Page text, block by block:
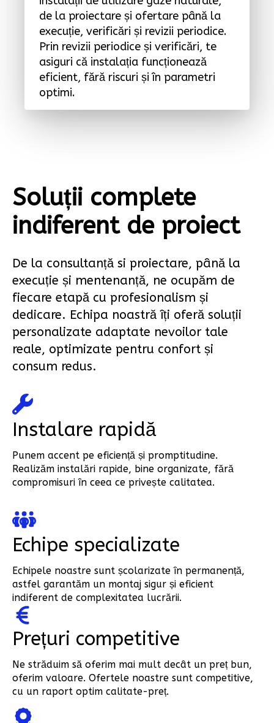
de la proiectare și ofertare până la
execuție, verificări și revizii periodice.
Prin revizii periodice și verificări, te
asiguri că instalația funcționează
eficient, fără riscuri și în parametri
optimi.
Soluții complete
indiferent de proiect
De la consultanță si proiectare, până la
execuție și mentenanță, ne ocupăm de
fiecare etapă cu profesionalism și
dedicare. Echipa noastră îți oferă soluții
personalizate adaptate nevoilor tale
reale, optimizate pentru confort și
consum redus.
Instalare rapidă
Punem accent pe eficiență și promptitudine.
Realizăm instalări rapide, bine organizate, fără
compromisuri în ceea ce privește calitatea.
Echipe specializate
Echipele noastre sunt școlarizate în permanență,
astfel garantăm un montaj sigur și eficient
indiferent de complexitatea lucrării.
Prețuri competitive
Ne străduim să oferim mai mult decât un preț bun,
oferim valoare. Ofertele noastre sunt competitive,
cu un raport optim calitate-preț.